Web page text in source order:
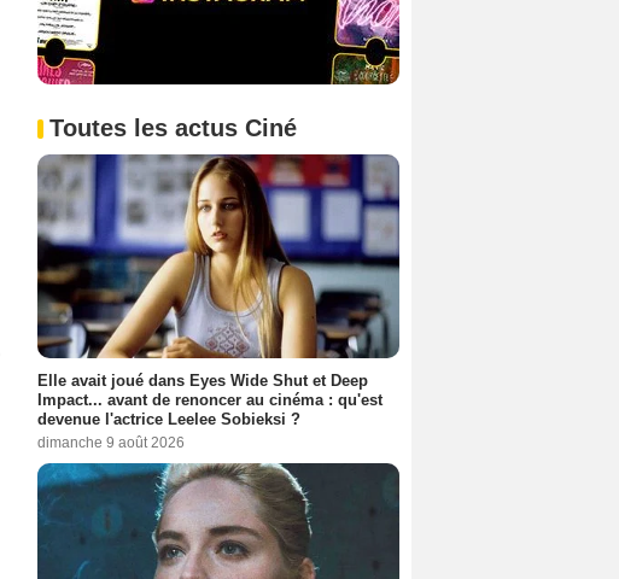
Toutes les actus Ciné
Elle avait joué dans Eyes Wide Shut et Deep
Impact... avant de renoncer au cinéma : qu'est
devenue l'actrice Leelee Sobieksi ?
dimanche 9 août 2026